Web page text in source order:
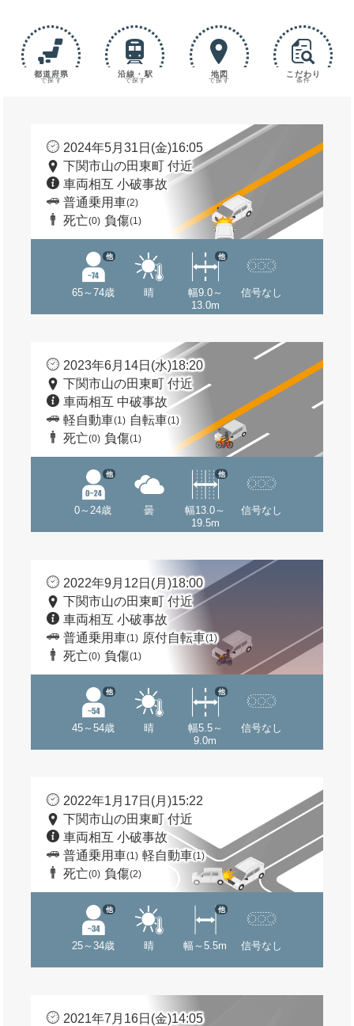
都道府県
で探す
沿線・駅
で探す
地図
で探す
こだわり
条件
2024年5月31日(金)16:05
下関市山の田東町 付近
車両相互 小破事故
普通乗用車(2)
死亡(0) 負傷(1)
65～74歳
他
晴
幅9.0～
13.0m
他
信号なし
2023年6月14日(水)18:20
下関市山の田東町 付近
車両相互 中破事故
軽自動車(1) 自転車(1)
死亡(0) 負傷(1)
0～24歳
他
曇
幅13.0～
19.5m
他
信号なし
2022年9月12日(月)18:00
下関市山の田東町 付近
車両相互 小破事故
普通乗用車(1) 原付自転車(1)
死亡(0) 負傷(1)
45～54歳
他
晴
幅5.5～
9.0m
他
信号なし
2022年1月17日(月)15:22
下関市山の田東町 付近
車両相互 小破事故
普通乗用車(1) 軽自動車(1)
死亡(0) 負傷(2)
25～34歳
他
晴 幅～5.5m
他
信号なし
2021年7月16日(金)14:05